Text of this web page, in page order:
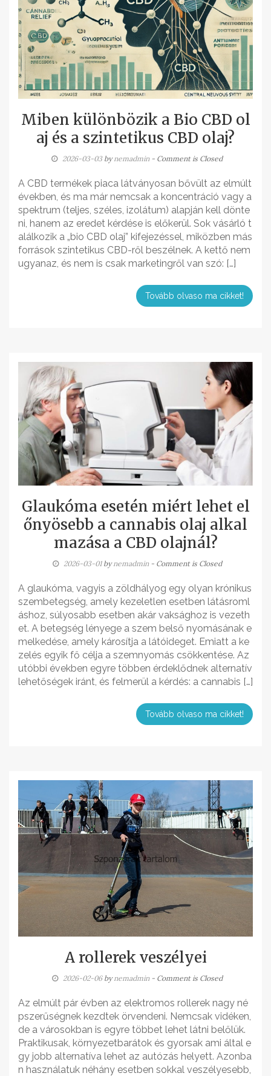
Miben különbözik a Bio CBD ol
aj és a szintetikus CBD olaj?
2026-03-03bynemadmin - Comment is Closed
A CBD termékek piaca látványosan bővült az elmúlt
években, és ma már nemcsak a koncentráció vagy a
spektrum (teljes, széles, izolátum) alapján kell dönte
ni, hanem az eredet kérdése is előkerül. Sok vásárló t
alálkozik a „bio CBD olaj” kifejezéssel, miközben más
források szintetikus CBD-ről beszélnek. A kettő nem
ugyanaz, és nem is csak marketingről van szó: […]
Tovább olvaso ma cikket!
Glaukóma esetén miért lehet el
őnyösebb a cannabis olaj alkal
mazása a CBD olajnál?
2026-03-01bynemadmin - Comment is Closed
A glaukóma, vagyis a zöldhályog egy olyan krónikus
szembetegség, amely kezeletlen esetben látásroml
áshoz, súlyosabb esetben akár vaksághoz is vezeth
et. A betegség lényege a szem belső nyomásának e
melkedése, amely károsítja a látóideget. Emiatt a ke
zelés egyik fő célja a szemnyomás csökkentése. Az
utóbbi években egyre többen érdeklődnek alternatív
lehetőségek iránt, és felmerül a kérdés: a cannabis […]
Tovább olvaso ma cikket!
A rollerek veszélyei
2026-02-06bynemadmin - Comment is Closed
Az elmúlt pár évben az elektromos rollerek nagy né
pszerűségnek kezdtek örvendeni. Nemcsak vidéken,
de a városokban is egyre többet lehet látni belőlük.
Praktikusak, környezetbarátok és gyorsak ami által e
gy jobb alternatíva lehet az autózás helyett. Azonba
n használatuk néhány esetben sokkal veszélyesebb,